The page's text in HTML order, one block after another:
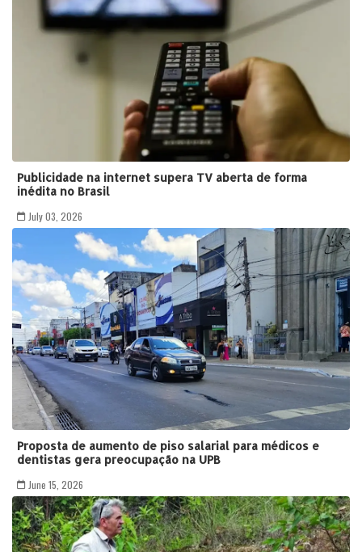
Publicidade na internet supera TV aberta de forma
inédita no Brasil
July 03, 2026
Proposta de aumento de piso salarial para médicos e
dentistas gera preocupação na UPB
June 15, 2026